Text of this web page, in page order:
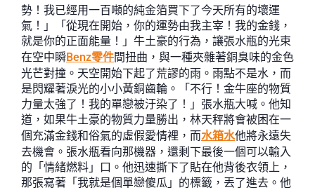
勢！我已經用一百噸的純金箔買下了今天所有的壞運
氣！」「從現在開始，你的運勢由我主宰！我的金錢，
就是你的正面能量！」牛土豪的行為，讓張水瓶的光束
在空中瞬Benz零件間扭曲，與一種夾雜著銅臭味的金色
光芒對撞。天空開始下起了荒謬的雨。雨點不是水，而
是閃耀著淚光的小小黃銅齒輪。「不行！金牛座的物質
力量太強了！我的單戀被汙染了！」張水瓶大喊。他知
道，如果牛土豪的物質力量勝出，林天秤將會被困在一
個充滿金錢和俗氣的虛假愛情裡，而水箱水他將永遠失
去機會。張水瓶看向那機器，還剩下最後一個可以輸入
的「情緒燃料」口。他迅速撕下了貼在他背後衣領上，
那張寫著「我就是個單戀傻瓜」的標籤，丟了進去。他